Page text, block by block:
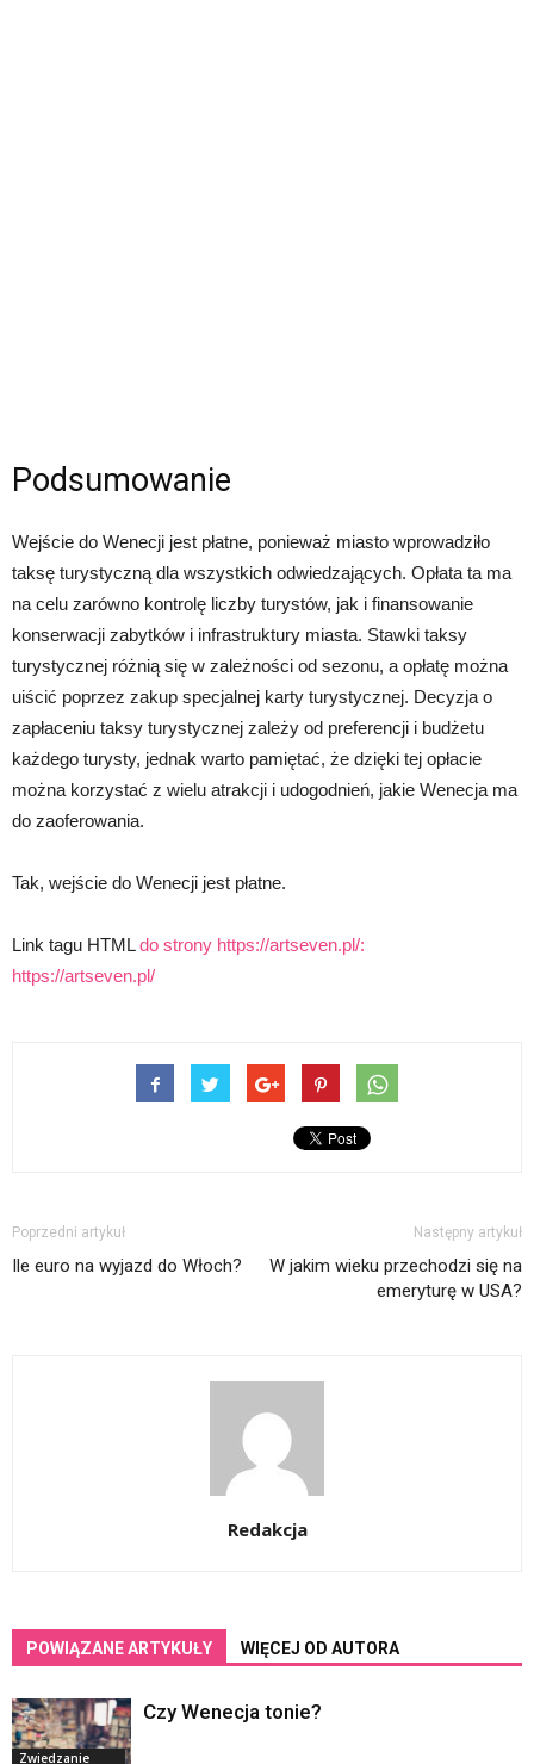
Podsumowanie
Wejście do Wenecji jest płatne, ponieważ miasto wprowadziło
taksę turystyczną dla wszystkich odwiedzających. Opłata ta ma
na celu zarówno kontrolę liczby turystów, jak i finansowanie
konserwacji zabytków i infrastruktury miasta. Stawki taksy
turystycznej różnią się w zależności od sezonu, a opłatę można
uiścić poprzez zakup specjalnej karty turystycznej. Decyzja o
zapłaceniu taksy turystycznej zależy od preferencji i budżetu
każdego turysty, jednak warto pamiętać, że dzięki tej opłacie
można korzystać z wielu atrakcji i udogodnień, jakie Wenecja ma
do zaoferowania.
Tak, wejście do Wenecji jest płatne.
Link tagu HTMLdo strony https://artseven.pl/:
https://artseven.pl/
Poprzedni artykuł
Ile euro na wyjazd do Włoch?
Następny artykuł
W jakim wieku przechodzi się na
emeryturę w USA?
Redakcja
POWIĄZANE ARTYKUŁY WIĘCEJ OD AUTORA
Zwiedzanie
Czy Wenecja tonie?